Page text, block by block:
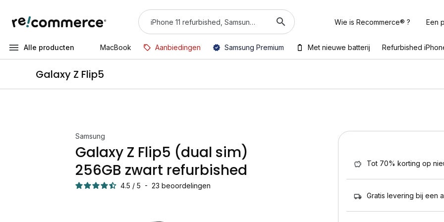
Wie is Recommerce® ? Een
Alle producten MacBook Aanbiedingen Samsung Premium Met nieuwe batterij Refurbished
Galaxy Z Flip5
Samsung
Galaxy Z Flip5 (dual sim)
256GB zwart refurbished
4.5 / 5 - 23 beoordelingen
Tot 70% korting op
Gratis levering bij een